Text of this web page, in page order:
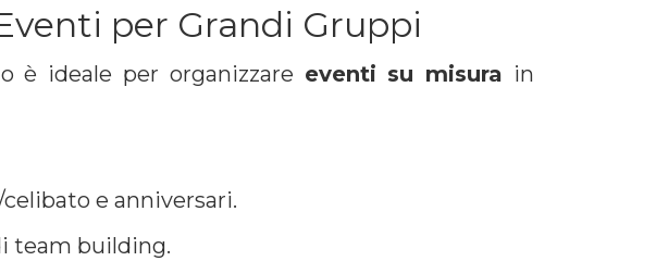
per Grandi Gruppi
è ideale per organizzare eventi su misura in
e anniversari.
team building.